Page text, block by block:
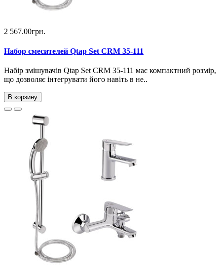
2 567.00грн.
Набор смесителей Qtap Set CRM 35-111
Набір змішувачів Qtap Set CRM 35-111 має компактний розмір,
що дозволяє інтегрувати його навіть в не..
В корзину